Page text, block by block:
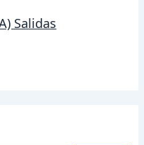
Salidas